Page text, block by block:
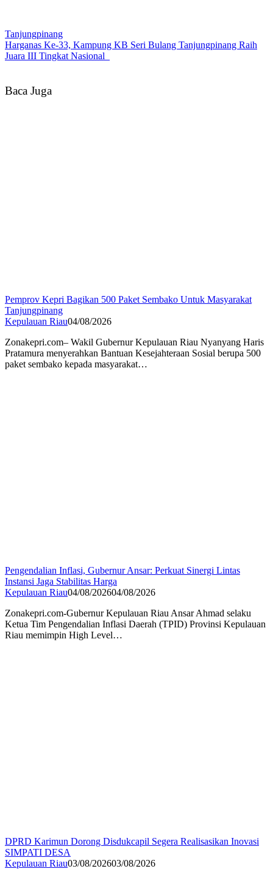
Tanjungpinang
Harganas Ke-33, Kampung KB Seri Bulang Tanjungpinang Raih
Juara III Tingkat Nasional
Baca Juga
Pemprov Kepri Bagikan 500 Paket Sembako Untuk Masyarakat
Tanjungpinang
Kepulauan Riau04/08/2026
Zonakepri.com– Wakil Gubernur Kepulauan Riau Nyanyang Haris
Pratamura menyerahkan Bantuan Kesejahteraan Sosial berupa 500
paket sembako kepada masyarakat…
Pengendalian Inflasi, Gubernur Ansar: Perkuat Sinergi Lintas
Instansi Jaga Stabilitas Harga
Kepulauan Riau04/08/202604/08/2026
Zonakepri.com-Gubernur Kepulauan Riau Ansar Ahmad selaku
Ketua Tim Pengendalian Inflasi Daerah (TPID) Provinsi Kepulauan
Riau memimpin High Level…
DPRD Karimun Dorong Disdukcapil Segera Realisasikan Inovasi
SIMPATI DESA
Kepulauan Riau03/08/202603/08/2026